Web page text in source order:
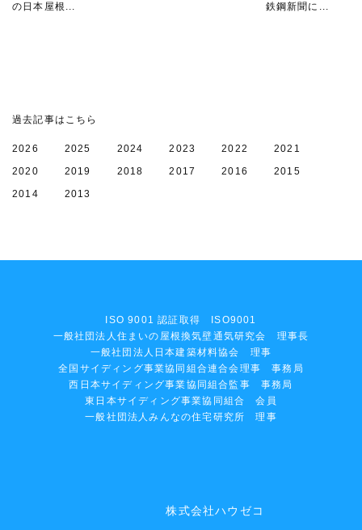
の日本屋根...
鉄鋼新聞に...
過去記事はこちら
2026 2025 2024 2023 2022
2021
2020
2019 2018 2017 2016
2015
2014
2013
ISO 9001 認証取得 ISO9001
一般社団法人住まいの屋根換気壁通気研究会 理事長
一般社団法人日本建築材料協会 理事
全国サイディング事業協同組合連合会理事 事務局
西日本サイディング事業協同組合監事 事務局
東日本サイディング事業協同組合 会員
一般社団法人みんなの住宅研究所 理事
株式会社ハウゼコ